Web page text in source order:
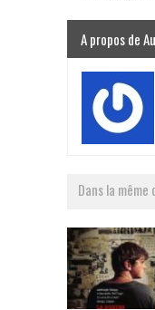
A propos de
Dans la